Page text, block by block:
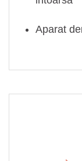
Aparat